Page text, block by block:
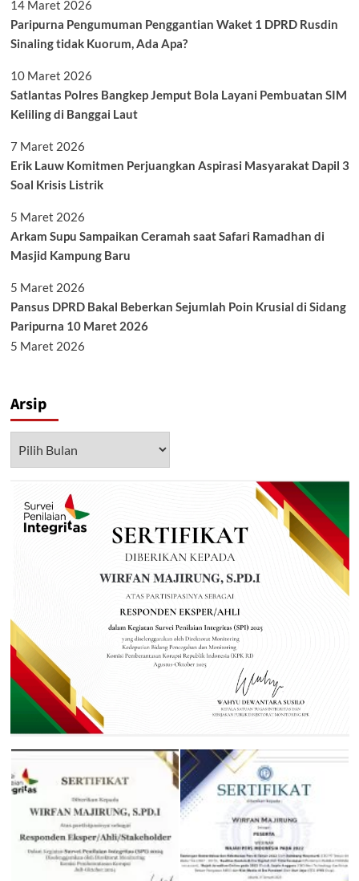
14 Maret 2026
Paripurna Pengumuman Penggantian Waket 1 DPRD Rusdin
Sinaling tidak Kuorum, Ada Apa?
10 Maret 2026
Satlantas Polres Bangkep Jemput Bola Layani Pembuatan SIM
Keliling di Banggai Laut
7 Maret 2026
Erik Lauw Komitmen Perjuangkan Aspirasi Masyarakat Dapil 3
Soal Krisis Listrik
5 Maret 2026
Arkam Supu Sampaikan Ceramah saat Safari Ramadhan di
Masjid Kampung Baru
5 Maret 2026
Pansus DPRD Bakal Beberkan Sejumlah Poin Krusial di Sidang
Paripurna 10 Maret 2026
5 Maret 2026
Arsip